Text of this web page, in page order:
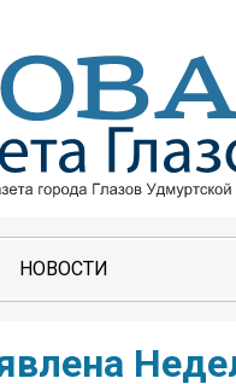
НОВОСТИ